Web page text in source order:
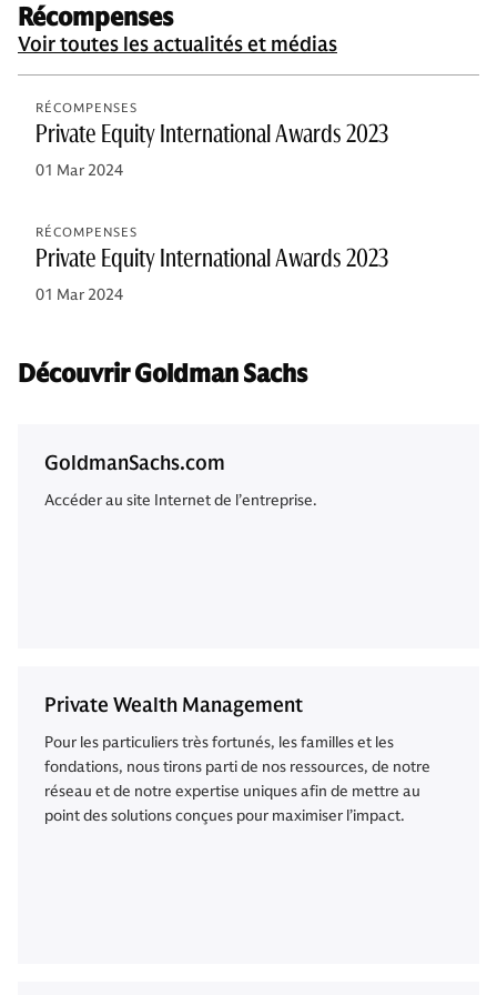
Récompenses
Voir toutes les actualités et médias
RÉCOMPENSES
Private Equity International Awards 2023
01 Mar 2024
RÉCOMPENSES
Private Equity International Awards 2023
01 Mar 2024
Découvrir Goldman Sachs
GoldmanSachs.com
Accéder au site Internet de l’entreprise.
Private Wealth Management
Pour les particuliers très fortunés, les familles et les
fondations, nous tirons parti de nos ressources, de notre
réseau et de notre expertise uniques afin de mettre au
point des solutions conçues pour maximiser l’impact.